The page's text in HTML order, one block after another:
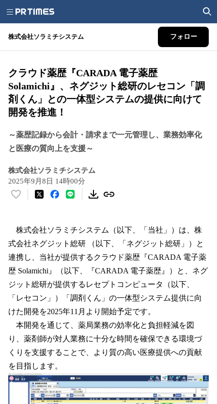
株式会社ソラミチシステム フォロー
クラウド薬歴『CARADA 電子薬歴
Solamichi』、ネグジット総研のレセコン「調
剤くん」との一体型システムの提供に向けて
開発を推進！
～薬歴記録から会計・請求まで一元管理し、業務効率化
と医療の質向上を支援～
株式会社ソラミチシステム
2025年9月8日 14時00分
い
！
数
を
読
み
み
中
で
す
株式会社ソラミチシステム（以下、「当社」）は、株
式会社ネグジット総研 （以下、「ネグジット総研」）と
連携し、当社が提供するクラウド薬歴『CARADA 電子薬
歴 Solamichi』（以下、『CARADA 電子薬歴』）と、ネグ
ジット総研が提供するレセプトコンピュータ（以下、
「レセコン」）「調剤くん」の一体型システム提供に向
けた開発を2025年11月より開始予定です。
本開発を通じて、薬局業務の効率化と負担軽減を図
り、薬剤師が対人業務に十分な時間を確保できる環境づ
くりを支援することで、より質の高い医療提供への貢献
を目指します。